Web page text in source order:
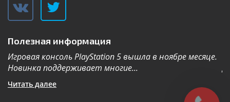
Полезная информация
Игровая консоль PlayStation 5 вышла в ноябре месяце.
Новинка поддерживает многие...
Читать далее